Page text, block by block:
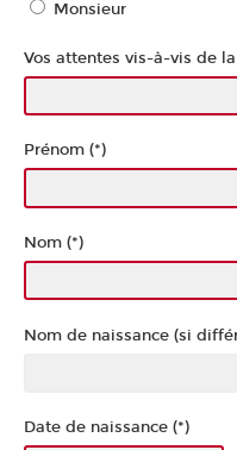
Monsieur
Vos attentes vis-à-vis de
Prénom (*)
Nom (*)
Nom de naissance (si
Date de naissance (*)